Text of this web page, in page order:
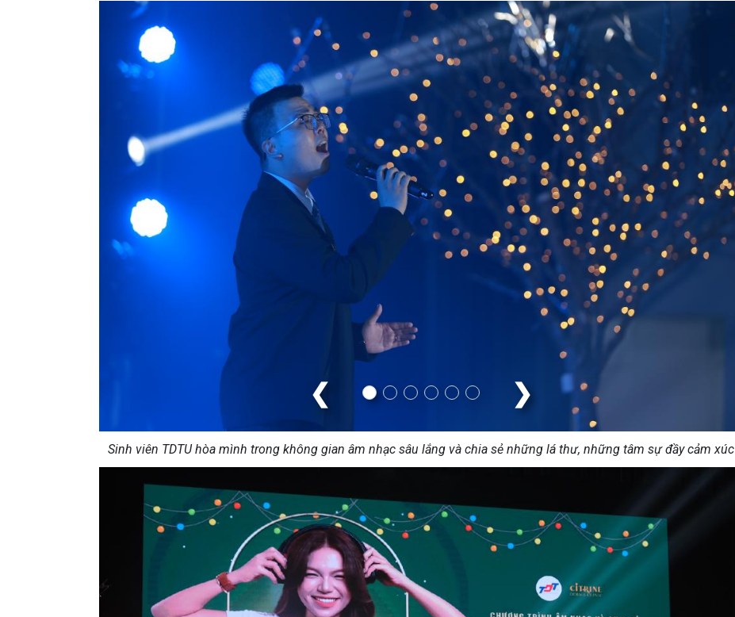
❮ ❯
Sinh viên TDTU hòa mình trong không gian âm nhạc sâu lắng và chia sẻ những lá thư, những tâm sự đầy cảm xúc